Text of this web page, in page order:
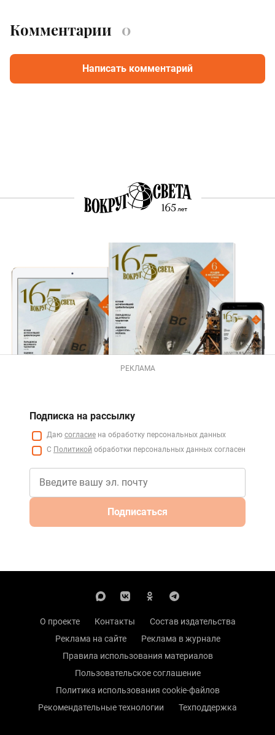
Комментарии 0
Написать комментарий
РЕКЛАМА
Подписка на рассылку
Даю согласие на обработку персональных данных
С Политикой обработки персональных данных согласен
Подписаться
О проекте Контакты
Состав издательства
Реклама на сайте
Реклама в журнале
Правила использования материалов
Пользовательское соглашение
Политика использования cookie-файлов
Рекомендательные технологии
Техподдержка